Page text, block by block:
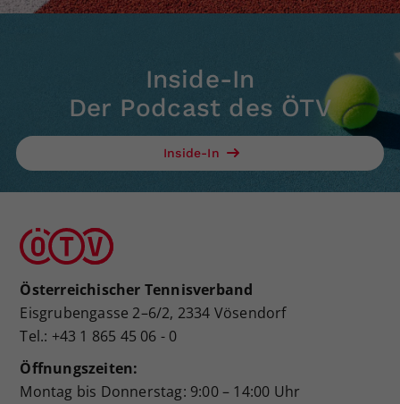
Inside-In
Der Podcast des ÖTV
Inside-In
Österreichischer Tennisverband
Eisgrubengasse 2–6/2, 2334 Vösendorf
Tel.: +43 1 865 45 06 - 0
Öffnungszeiten:
Montag bis Donnerstag: 9:00 – 14:00 Uhr